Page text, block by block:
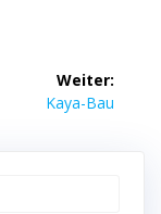
Weiter:
Nächster
Kaya-Bau